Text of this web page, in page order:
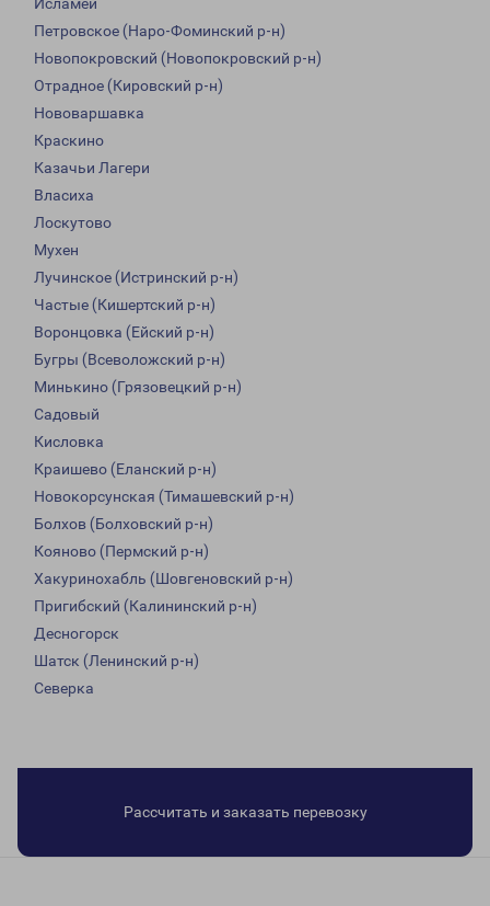
Исламей
Петровское (Наро-Фоминский р-н)
Новопокровский (Новопокровский р-н)
Отрадное (Кировский р-н)
Нововаршавка
Краскино
Казачьи Лагери
Власиха
Лоскутово
Мухен
Лучинское (Истринский р-н)
Частые (Кишертский р-н)
Воронцовка (Ейский р-н)
Бугры (Всеволожский р-н)
Минькино (Грязовецкий р-н)
Садовый
Кисловка
Краишево (Еланский р-н)
Новокорсунская (Тимашевский р-н)
Болхов (Болховский р-н)
Кояново (Пермский р-н)
Хакуринохабль (Шовгеновский р-н)
Пригибский (Калининский р-н)
Десногорск
Шатск (Ленинский р-н)
Северка
Рассчитать и заказать перевозку